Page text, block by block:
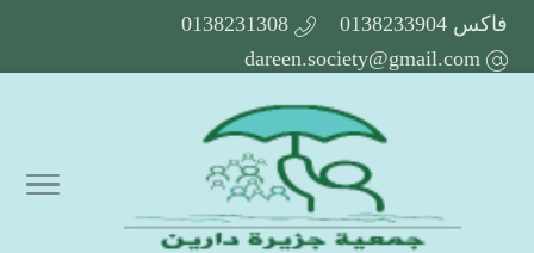
فاكس 0138233904
0138231308
dareen.society@gmail.com